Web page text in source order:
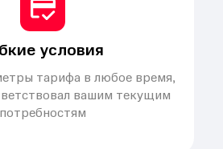
условия
тарифа в любое время,
вашим текущим
потребностям